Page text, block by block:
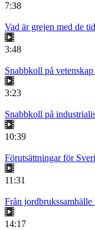
7:38
Vad är grejen med de
3:48
Snabbkoll på
3:23
Snabbkoll på
10:39
Förutsättningar för
11:31
Från
14:17